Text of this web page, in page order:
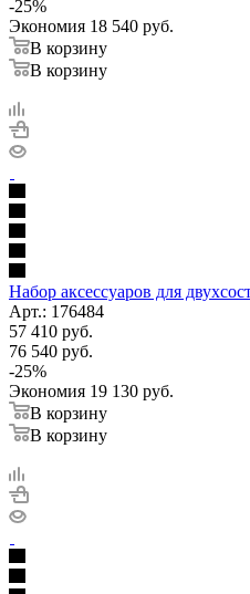
-25%
Экономия 18 540 руб.
В корзину
В корзину
Набор аксессуаров для
Арт.: 176484
57 410 руб.
76 540 руб.
-25%
Экономия 19 130 руб.
В корзину
В корзину